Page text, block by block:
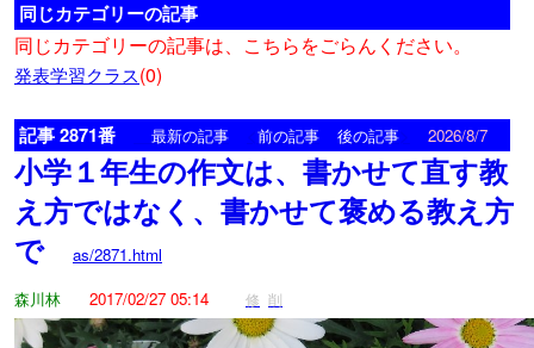
同じカテゴリーの記事
同じカテゴリーの記事は、こちらをごらんください。
発表学習クラス(0)
記事 2871番 最新の記事 前の記事 後の記事 2026/8/7
小学１年生の作文は、書かせて直す教
え方ではなく、書かせて褒める教え方
で
as/2871.html
森川林
2017/02/27 05:14 修 削